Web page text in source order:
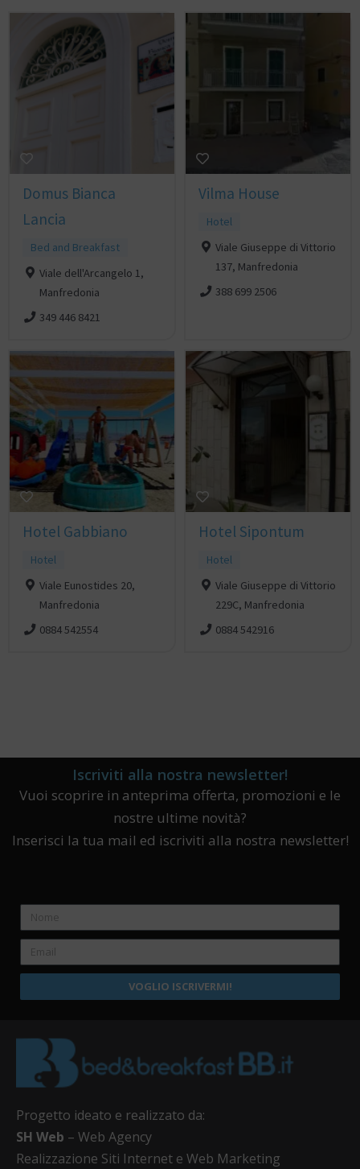
Domus Bianca
Lancia
Bed and Breakfast
Viale dell'Arcangelo 1,
Manfredonia
349 446 8421
Vilma House
Hotel
Viale Giuseppe di Vittorio
137, Manfredonia
388 699 2506
Hotel Gabbiano
Hotel
Viale Eunostides 20,
Manfredonia
0884 542554
Hotel Sipontum
Hotel
Viale Giuseppe di Vittorio
229C, Manfredonia
0884 542916
Iscriviti alla nostra newsletter!
Vuoi scoprire in anteprima offerta, promozioni e le
nostre ultime novità?
Inserisci la tua mail ed iscriviti alla nostra newsletter!
VOGLIO ISCRIVERMI!
Progetto ideato e realizzato da:
SH Web – Web Agency
Realizzazione Siti Internet e Web Marketing